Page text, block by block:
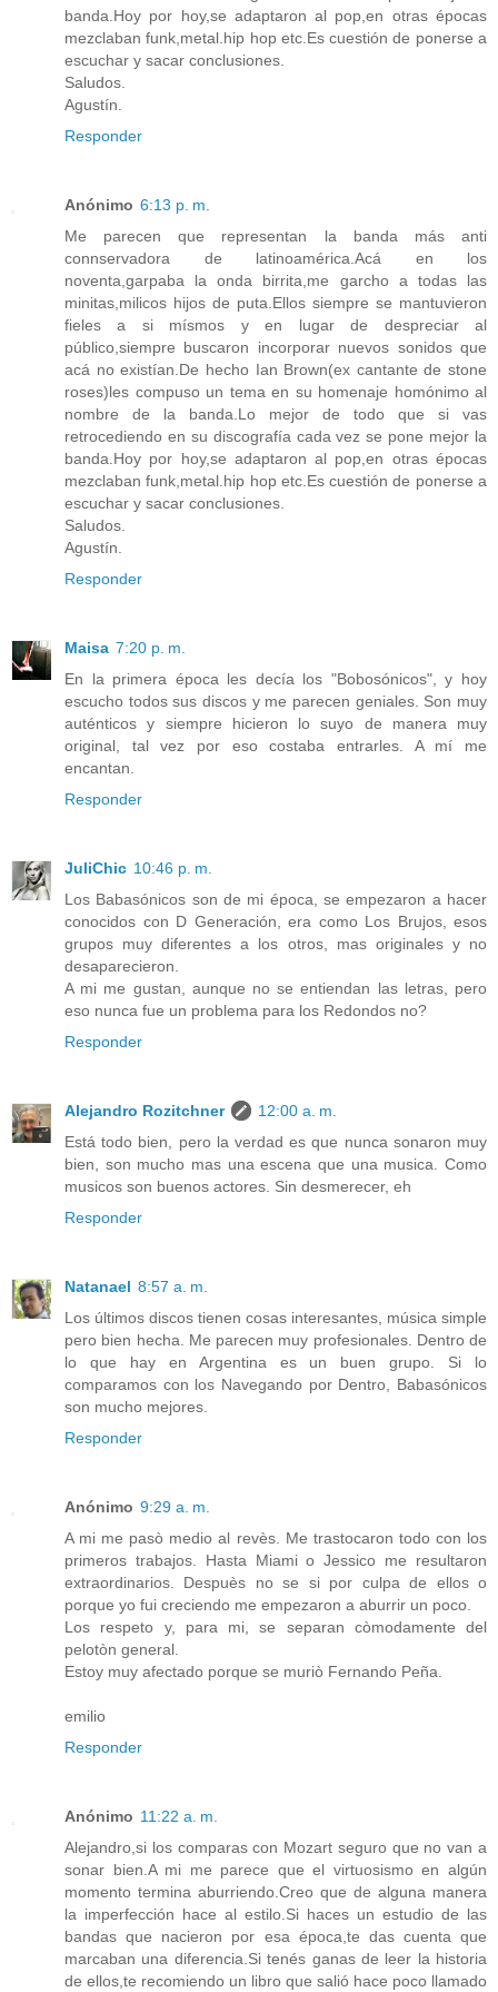
banda.Hoy por hoy,se adaptaron al pop,en otras épocas
mezclaban funk,metal.hip hop etc.Es cuestión de ponerse a
escuchar y sacar conclusiones.
Saludos.
Agustín.
Responder
Anónimo 6:13 p. m.
Me parecen que representan la banda más anti
connservadora de latinoamérica.Acá en los
noventa,garpaba la onda birrita,me garcho a todas las
minitas,milicos hijos de puta.Ellos siempre se mantuvieron
fieles a si mísmos y en lugar de despreciar al
público,siempre buscaron incorporar nuevos sonidos que
acá no existían.De hecho Ian Brown(ex cantante de stone
roses)les compuso un tema en su homenaje homónimo al
nombre de la banda.Lo mejor de todo que si vas
retrocediendo en su discografía cada vez se pone mejor la
banda.Hoy por hoy,se adaptaron al pop,en otras épocas
mezclaban funk,metal.hip hop etc.Es cuestión de ponerse a
escuchar y sacar conclusiones.
Saludos.
Agustín.
Responder
Maisa 7:20 p. m.
En la primera época les decía los "Bobosónicos", y hoy
escucho todos sus discos y me parecen geniales. Son muy
auténticos y siempre hicieron lo suyo de manera muy
original, tal vez por eso costaba entrarles. A mí me
encantan.
Responder
JuliChic 10:46 p. m.
Los Babasónicos son de mi época, se empezaron a hacer
conocidos con D Generación, era como Los Brujos, esos
grupos muy diferentes a los otros, mas originales y no
desaparecieron.
A mi me gustan, aunque no se entiendan las letras, pero
eso nunca fue un problema para los Redondos no?
Responder
Alejandro Rozitchner
12:00 a. m.
Está todo bien, pero la verdad es que nunca sonaron muy
bien, son mucho mas una escena que una musica. Como
musicos son buenos actores. Sin desmerecer, eh
Responder
Natanael 8:57 a. m.
Los últimos discos tienen cosas interesantes, música simple
pero bien hecha. Me parecen muy profesionales. Dentro de
lo que hay en Argentina es un buen grupo. Si lo
comparamos con los Navegando por Dentro, Babasónicos
son mucho mejores.
Responder
Anónimo 9:29 a. m.
A mi me pasò medio al revès. Me trastocaron todo con los
primeros trabajos. Hasta Miami o Jessico me resultaron
extraordinarios. Despuès no se si por culpa de ellos o
porque yo fui creciendo me empezaron a aburrir un poco.
Los respeto y, para mi, se separan còmodamente del
pelotòn general.
Estoy muy afectado porque se muriò Fernando Peña.
emilio
Responder
Anónimo 11:22 a. m.
Alejandro,si los comparas con Mozart seguro que no van a
sonar bien.A mi me parece que el virtuosismo en algún
momento termina aburriendo.Creo que de alguna manera
la imperfección hace al estilo.Si haces un estudio de las
bandas que nacieron por esa época,te das cuenta que
marcaban una diferencia.Si tenés ganas de leer la historia
de ellos,te recomiendo un libro que salió hace poco llamado